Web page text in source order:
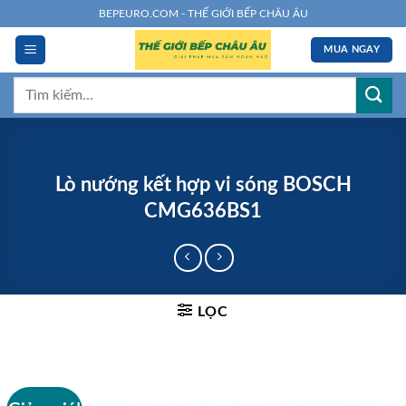
đến
dung
BEPEURO.COM - THẾ GIỚI BẾP CHÂU ÂU
MUA NGAY
Tìm
Lò nướng kết hợp vi sóng BOSCH
CMG636BS1
LỌC